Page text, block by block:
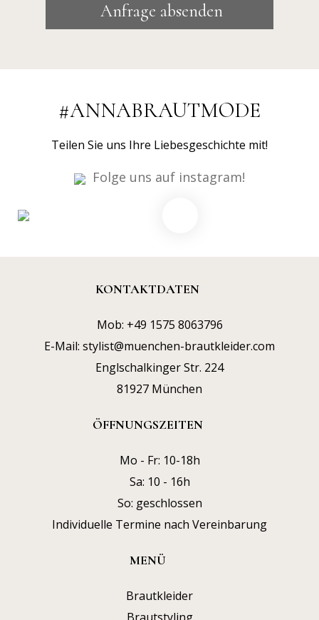
Anfrage absenden
#ANNABRAUTMODE
Teilen Sie uns Ihre Liebesgeschichte mit!
Folge uns auf instagram!
KONTAKTDATEN
Mob: +49 1575 8063796
E-Mail: stylist@muenchen-brautkleider.com
Englschalkinger Str. 224
81927 München
ÖFFNUNGSZEITEN
Mo - Fr: 10-18h
Sa: 10 - 16h
So: geschlossen
Individuelle Termine nach Vereinbarung
MENÜ
Brautkleider